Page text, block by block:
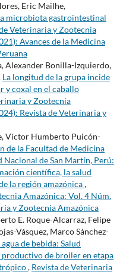
Eric Mailhe,
microbiota gastrointestinal
Veterinaria y Zootecnia
Avances de la Medicina
Alexander Bonilla-Izquierdo,
La longitud de la grupa incide
y coxal en el caballo
y Zootecnia
Revista de Veterinaria y
Víctor Humberto Puicón-
de la Facultad de Medicina
de San Martín, Perú:
científica, la salud
la región amazónica,
Amazónica: Vol. 4 Núm.
y Zootecnia Amazónica
E. Roque-Alcarraz, Felipe
Vásquez, Marco Sánchez-
de bebida: Salud
de broiler en etapa
, Revista de Veterinaria